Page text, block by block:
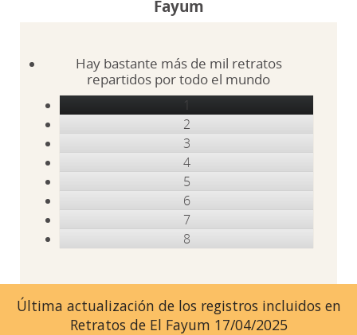
Fayum
Hay bastante más de mil retratos
repartidos por todo el mundo
1
2
3
4
5
6
7
8
Última actualización de los registros incluidos en
Retratos de El Fayum 17/04/2025